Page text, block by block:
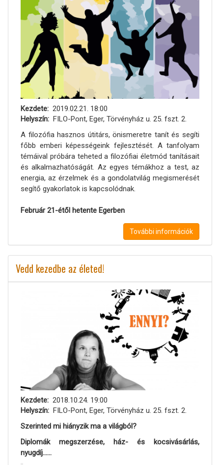
Kezdete
2019.02.21. 18:00
Helyszín
FILO-Pont, Eger, Törvényház u. 25. fszt. 2.
A filozófia hasznos útitárs, önismeretre tanít és segíti
főbb emberi képességeink fejlesztését. A tanfolyam
témáival próbára teheted a filozófiai életmód tanításait
és alkalmazhatóságát. Az egyes témákhoz a test, az
energia, az érzelmek és a gondolatvilág megismerését
segítő gyakorlatok is kapcsolódnak.
Február 21-étől hetente Egerben
További információk
Vedd kezedbe az életed!
Kezdete
2018.10.24. 19:00
Helyszín
FILO-Pont, Eger, Törvényház u. 25. fszt. 2.
Szerinted mi hiányzik ma a világból?
Diplomák megszerzése, ház- és kocsivásárlás,
nyugdíj......